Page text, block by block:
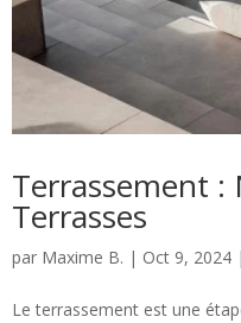
Terrassement :
Terrasses
par Maxime B. | Oct 9, 2024|
Le terrassement est une